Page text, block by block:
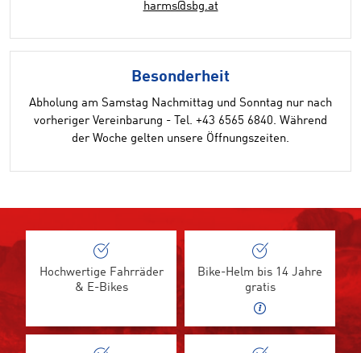
harms@sbg.at
Besonderheit
Abholung am Samstag Nachmittag und Sonntag nur nach
vorheriger Vereinbarung - Tel. +43 6565 6840. Während
der Woche gelten unsere Öffnungszeiten.
Hochwertige Fahrräder
& E-Bikes
Bike-Helm bis 14 Jahre
gratis